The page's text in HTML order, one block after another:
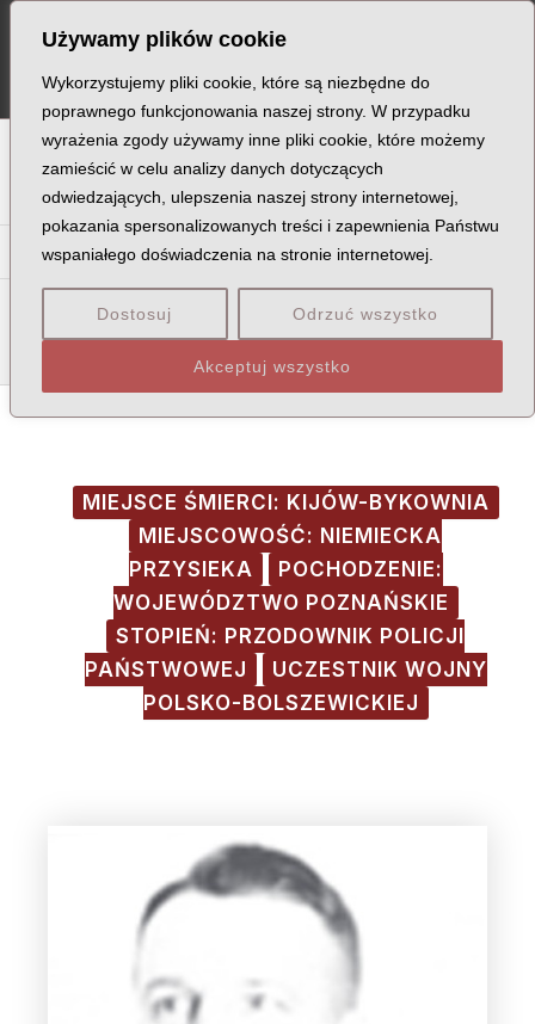
Używamy plików cookie
Wykorzystujemy pliki cookie, które są niezbędne do
poprawnego funkcjonowania naszej strony. W przypadku
wyrażenia zgody używamy inne pliki cookie, które możemy
zamieścić w celu analizy danych dotyczących
odwiedzających, ulepszenia naszej strony internetowej,
pokazania spersonalizowanych treści i zapewnienia Państwu
wspaniałego doświadczenia na stronie internetowej.
Dostosuj Odrzuć wszystko
Akceptuj wszystko
content
B C D E F G H I J K L Ł M
O P Q R S T U V W X Z
Pa Pe Pi Pl Pł Pn Po Pr Ps Pt
Pad Pak Pam Pan
Pat Pau Paw
MIEJSCE ŚMIERCI: KIJÓW-BYKOWNIA
MIEJSCOWOŚĆ: NIEMIECKA
PRZYSIEKA
POCHODZENIE:
WOJEWÓDZTWO POZNAŃSKIE
STOPIEŃ: PRZODOWNIK POLICJI
PAŃSTWOWEJ
UCZESTNIK WOJNY
POLSKO-BOLSZEWICKIEJ
navigation